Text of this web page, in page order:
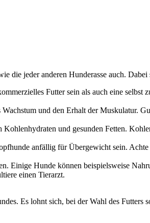
die jeder ande­ren Hun­de­ras­se auch.
Fut­ter sein als auch eine selbst
und den Erhalt der Mus­ku­la­tur.
und gesun­den Fet­ten.
anfäl­lig für Über­ge­wicht sein.
Eini­ge Hun­de kön­nen bei­spiels­wei­se
einen Tier­arzt.
Es lohnt sich, bei der Wahl des Fut­ters